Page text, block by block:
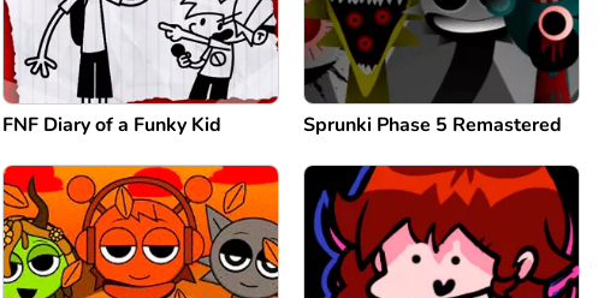
FNF Diary of a Funky Kid Sprunki Phase 5 Remastered